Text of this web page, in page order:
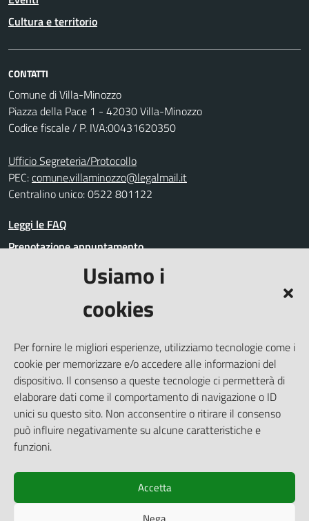
Usiamo i
cookies
Per fornire le migliori esperienze, utilizziamo tecnologie come i
cookie per memorizzare e/o accedere alle informazioni del
dispositivo. Il consenso a queste tecnologie ci permetterà di
elaborare dati come il comportamento di navigazione o ID
unici su questo sito. Non acconsentire o ritirare il consenso
può influire negativamente su alcune caratteristiche e
funzioni.
Accetta
Cultura e territorio
CONTATTI
Comune di Villa-Minozzo
Piazza della Pace 1 - 42030 Villa-Minozzo
Codice fiscale / P. IVA:00431620350
Ufficio Segreteria/Protocollo
PEC:comune.villaminozzo@legalmail.it
Centralino unico: 0522 801122
Leggi le FAQ
Prenotazione appuntamento
Segnalazione disservizio
Amministrazione trasparente
Whistleblowing
Dichiarazione di accessibilità
Note legali
Cookie Policy (UE)
Piano di miglioramento del Sito
SEGUICI SU